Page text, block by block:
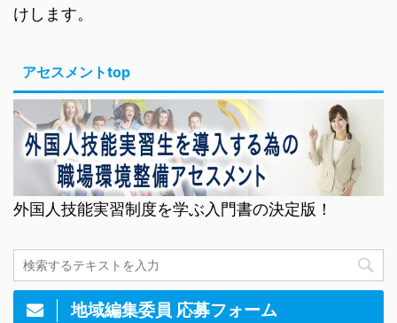
けします。
アセスメントtop
外国人技能実習制度を学ぶ入門書の決定版！
地域編集委員 応募フォーム